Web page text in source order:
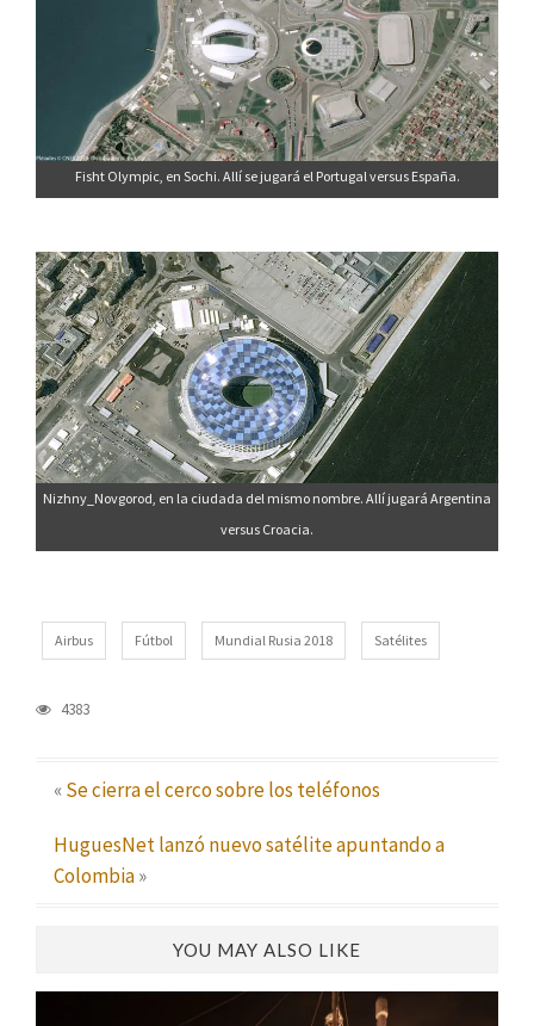
Fisht Olympic, en Sochi. Allí se jugará el Portugal versus España.
Nizhny_Novgorod, en la ciudada del mismo nombre. Allí jugará Argentina
versus Croacia.
Airbus Fútbol Mundial Rusia 2018 Satélites
4383
«Se cierra el cerco sobre los teléfonos
HuguesNet lanzó nuevo satélite apuntando a
Colombia»
YOU MAY ALSO LIKE